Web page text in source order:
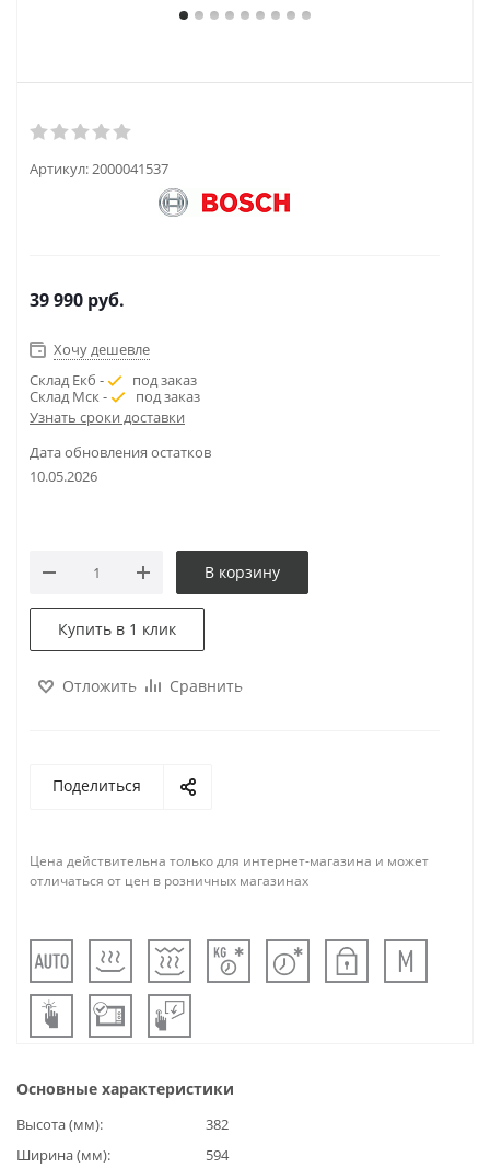
Артикул:2000041537
39 990 руб.
Хочу дешевле
Склад Екб -
под заказ
Склад Мск -
под заказ
Узнать сроки доставки
Дата обновления остатков
10.05.2026
В корзину
Купить в 1 клик
Отложить Сравнить
Поделиться
Цена действительна только для интернет-магазина и может
отличаться от цен в розничных магазинах
Основные характеристики
Высота (мм)
382
Ширина (мм)
594